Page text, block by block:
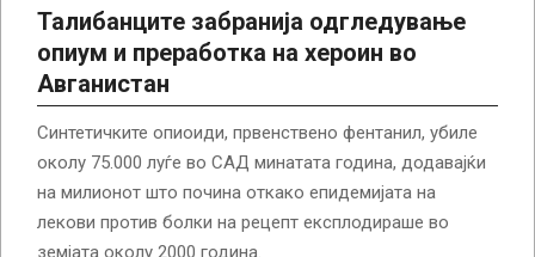
Талибанците забранија одгледување
опиум и преработка на хероин во
Авганистан
Синтетичките опиоиди, првенствено фентанил, убиле
околу 75.000 луѓе во САД минатата година, додавајќи
на милионот што почина откако епидемијата на
лекови против болки на рецепт експлодираше во
земјата околу 2000 година.